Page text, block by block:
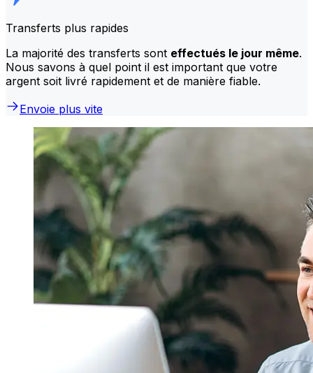
Transferts plus rapides
La majorité des transferts sont effectués le jour même.
Nous savons à quel point il est important que votre
argent soit livré rapidement et de manière fiable.
Envoie plus vite